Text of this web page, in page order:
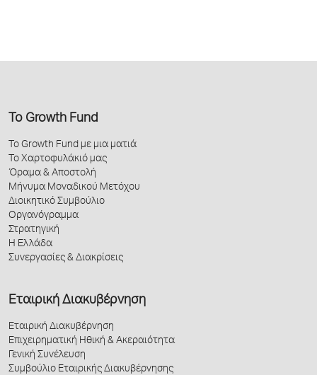
Το Growth Fund
Το Growth Fund με μια ματιά
Το Χαρτοφυλάκιό μας
Όραμα & Αποστολή
Μήνυμα Μοναδικού Μετόχου
Διοικητικό Συμβούλιο
Οργανόγραμμα
Στρατηγική
Η Ελλάδα
Συνεργασίες & Διακρίσεις
Εταιρική Διακυβέρνηση
Εταιρική Διακυβέρνηση
Επιχειρηματική Ηθική & Ακεραιότητα
Γενική Συνέλευση
Συμβούλιο Εταιρικής Διακυβέρνησης